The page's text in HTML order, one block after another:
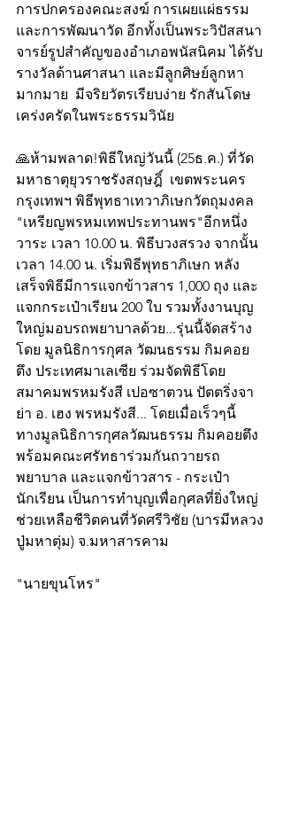
การปกครองคณะสงฆ์ การเผยแผ่ธรรม
และการพัฒนาวัด อีกทั้งเป็นพระวิปัสสนา
จารย์รูปสำคัญของอำเภอพนัสนิคม ได้รับ
รางวัลด้านศาสนา และมีลูกศิษย์ลูกหา
มากมาย  มีจริยวัตรเรียบง่าย รักสันโดษ
เคร่งครัดในพระธรรมวินัย
🙏ห้ามพลาด!พิธีใหญ่วันนี้ (25ธ.ค.) ที่วัด
มหาธาตุยุวราชรังสฤษฎิ์  เขตพระนคร
กรุงเทพฯ พิธีพุทธาเทวาภิเษกวัตถุมงคล
"เหรียญพรหมเทพประทานพร"อีกหนึ่ง
วาระ เวลา 10.00 น. พิธีบวงสรวง จากนั้น
เวลา 14.00 น. เริ่มพิธีพุทธาภิเษก หลัง
เสร็จพิธีมีการแจกข้าวสาร 1,000 ถุง และ
แจกกระเป๋าเรียน 200 ใบ รวมทั้งงานบุญ
ใหญ่มอบรถพยาบาลด้วย...รุ่นนี้จัดสร้าง
โดย มูลนิธิการกุศล วัฒนธรรม กิมคอย
ตึง ประเทศมาเลเซีย ร่วมจัดพิธีโดย
สมาคมพรหมรังสี เปอซาตวน ปัตตริ่งจา
ย่า อ. เฮง พรหมรังสี... โดยเมื่อเร็วๆนี้
ทางมูลนิธิการกุศลวัฒนธรรม กิมคอยตึง
พร้อมคณะศรัทธาร่วมกันถวายรถ
พยาบาล และแจกข้าวสาร - กระเป๋า
นักเรียน เป็นการทำบุญเพื่อกุศลที่ยิ่งใหญ่
ช่วยเหลือชีวิตคนที่วัดศรีวิชัย (บารมีหลวง
ปู่มหาตุ่ม) จ.มหาสารคาม
"นายขุนโหร"